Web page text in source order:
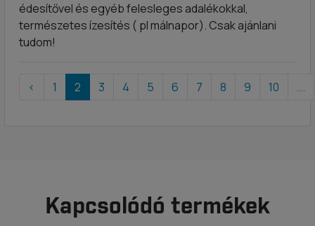
édesítővel és egyéb felesleges adalékokkal,
természetes ízesítés ( pl málnapor). Csak ajánlani
tudom!
‹ 1 2 3 4 5 6 7 8 9 10 ...
Kapcsolódó termékek